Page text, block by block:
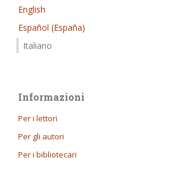
English
Español (España)
Italiano
Informazioni
Per i lettori
Per gli autori
Per i bibliotecari